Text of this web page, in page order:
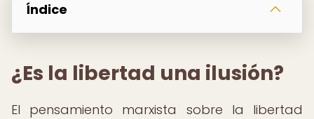
Índice
¿Es la libertad una ilusión?
El pensamiento marxista sobre la libertad